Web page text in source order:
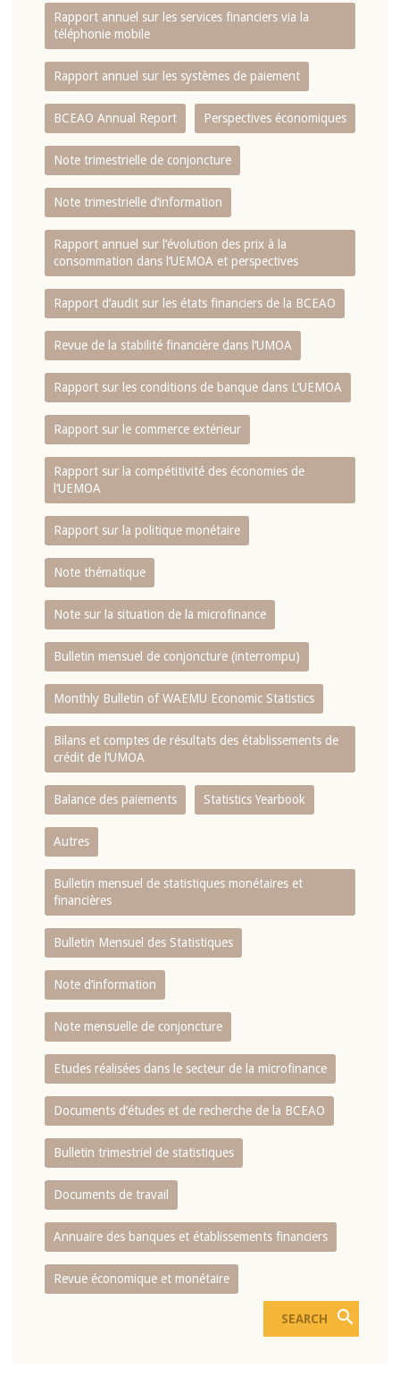
Rapport annuel sur les services financiers via la
téléphonie mobile
Rapport annuel sur les systèmes de paiement
BCEAO Annual Report Perspectives économiques
Note trimestrielle de conjoncture
Note trimestrielle d‘information
Rapport annuel sur l‘évolution des prix à la
consommation dans l‘UEMOA et perspectives
Rapport d‘audit sur les états financiers de la BCEAO
Revue de la stabilité financière dans l‘UMOA
Rapport sur les conditions de banque dans L‘UEMOA
Rapport sur le commerce extérieur
Rapport sur la compétitivité des économies de
l‘UEMOA
Rapport sur la politique monétaire
Note thématique
Note sur la situation de la microfinance
Bulletin mensuel de conjoncture (interrompu)
Monthly Bulletin of WAEMU Economic Statistics
Bilans et comptes de résultats des établissements de
crédit de l‘UMOA
Balance des paiements Statistics Yearbook
Autres
Bulletin mensuel de statistiques monétaires et
financières
Bulletin Mensuel des Statistiques
Note d’information
Note mensuelle de conjoncture
Etudes réalisées dans le secteur de la microfinance
Documents d’études et de recherche de la BCEAO
Bulletin trimestriel de statistiques
Documents de travail
Annuaire des banques et établissements financiers
Revue économique et monétaire